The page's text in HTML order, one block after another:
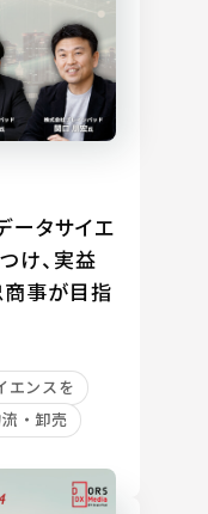
ータサイエ
け、実益
事が目指
エンスを
・卸売